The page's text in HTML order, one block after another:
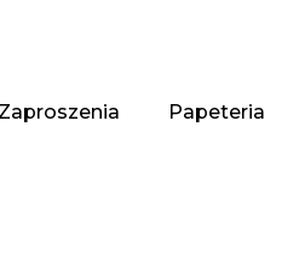
Zaproszenia Papeteria